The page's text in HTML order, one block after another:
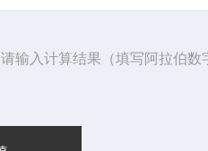
请输入计算结果（填写阿拉伯数